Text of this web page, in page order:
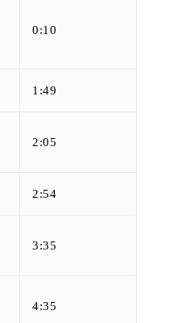
0:10
1:49
2:05
2:54
3:35
4:35